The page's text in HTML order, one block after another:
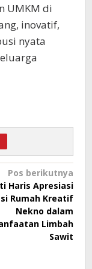
UMKM di
inovatif,
nyata
Pos berikutnya
Haris Apresiasi
Rumah Kreatif
Nekno dalam
Limbah
Sawit